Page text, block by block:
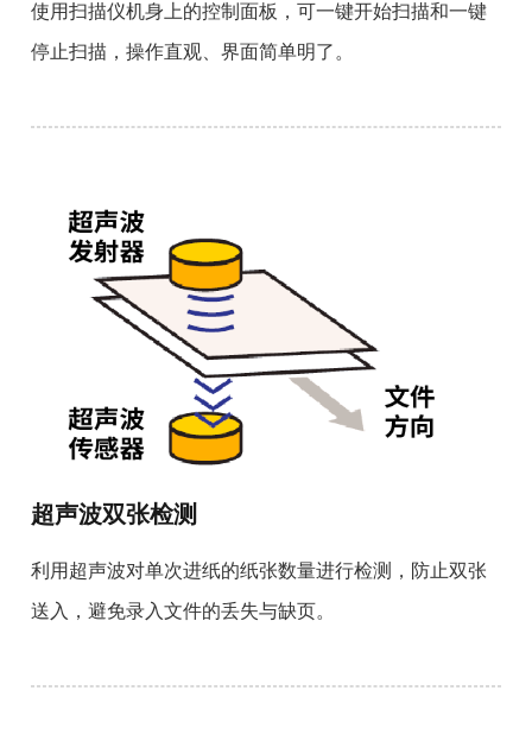
使用扫描仪机身上的控制面板，可一键开始扫描和一键
停止扫描，操作直观、界面简单明了。
超声波双张检测
利用超声波对单次进纸的纸张数量进行检测，防止双张
送入，避免录入文件的丢失与缺页。